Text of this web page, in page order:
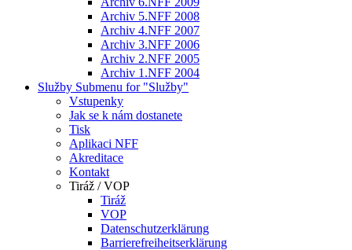
Archiv 5.NFF 2008
Archiv 4.NFF 2007
Archiv 3.NFF 2006
Archiv 2.NFF 2005
Archiv 1.NFF 2004
Služby Submenu for "Služby"
Vstupenky
Jak se k nám dostanete
Tisk
Aplikaci NFF
Akreditace
Kontakt
Tiráž / VOP
Tiráž
VOP
Datenschutzerklärung
Barrierefreiheitserklärung